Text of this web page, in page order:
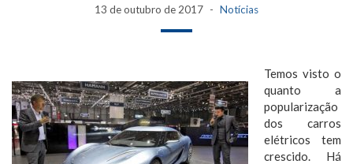
13 de outubro de 2017 Notícias
Temos visto o
quanto a
popularização
dos carros
elétricos tem
crescido. Há